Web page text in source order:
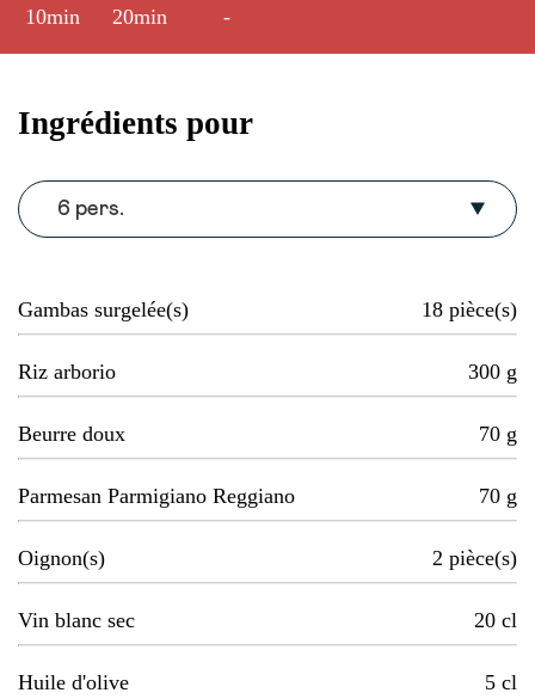
10min 20min -
Ingrédients pour
6 pers.
Gambas surgelée(s) 18 pièce(s)
Riz arborio 300 g
Beurre doux 70 g
Parmesan Parmigiano Reggiano 70 g
Oignon(s) 2 pièce(s)
Vin blanc sec 20 cl
Huile d'olive 5 cl